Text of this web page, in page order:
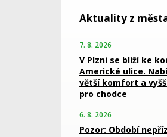
Aktuality z
7. 8. 2026
V Plzni se blíží ke
Americké ulice.
větší komfort a
pro chodce
6. 8. 2026
Pozor: Období